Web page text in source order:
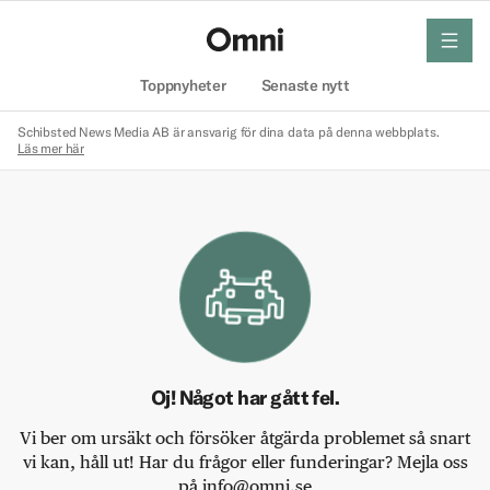
Toppnyheter Senaste nytt
meny
Schibsted News Media AB är ansvarig för dina data på denna webbplats.
Läs mer här
Oj! Något har gått fel.
Vi ber om ursäkt och försöker åtgärda problemet så snart
vi kan, håll ut! Har du frågor eller funderingar? Mejla oss